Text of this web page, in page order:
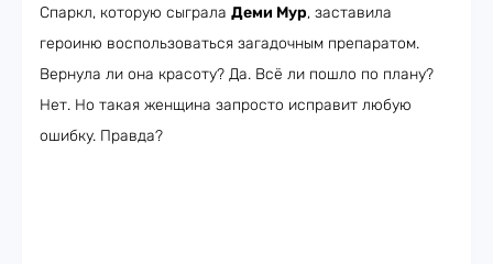
Спаркл, которую сыграла Деми Мур, заставила
героиню воспользоваться загадочным препаратом.
Вернула ли она красоту? Да. Всё ли пошло по плану?
Нет. Но такая женщина запросто исправит любую
ошибку. Правда?